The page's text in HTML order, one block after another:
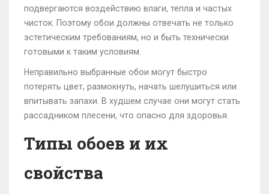
подвергаются воздействию влаги, тепла и частых
чисток. Поэтому обои должны отвечать не только
эстетическим требованиям, но и быть технически
готовыми к таким условиям.
Неправильно выбранные обои могут быстро
потерять цвет, размокнуть, начать шелушиться или
впитывать запахи. В худшем случае они могут стать
рассадником плесени, что опасно для здоровья.
Типы обоев и их
свойства